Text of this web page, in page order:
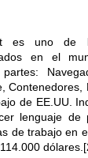
es uno de
en el
Contenedores,
de EE.UU.
lenguaje de
de trabajo en